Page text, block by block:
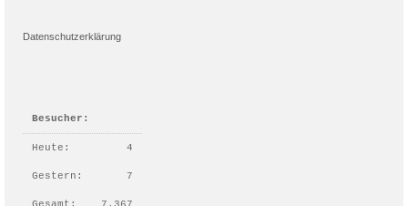
Datenschutzerklärung
Besucher:
Heute: 4
Gestern: 7